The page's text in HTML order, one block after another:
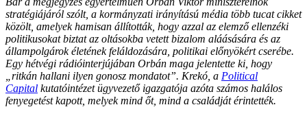
stratégiájáról szólt, a kormányzati irányítású média több tucat cikket
közölt, amelyek hamisan állították, hogy azzal az elemző ellenzéki
politikusokat biztat az oltásokba vetett bizalom aláásására és az
állampolgárok életének feláldozására, politikai előnyökért cserébe.
Egy hétvégi rádióinterjújában Orbán maga jelentette ki, hogy
„ritkán hallani ilyen gonosz mondatot”. Krekó, a Political
Capital kutatóintézet ügyvezető igazgatója azóta számos halálos
fenyegetést kapott, melyek mind őt, mind a családját érintették.